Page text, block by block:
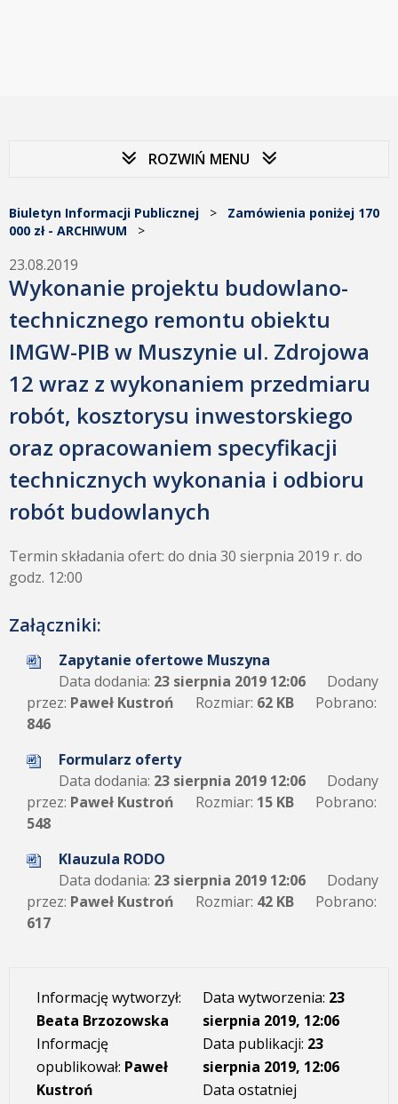
ROZWIŃ MENU
Biuletyn Informacji Publicznej > Zamówienia poniżej 170
000 zł - ARCHIWUM >
23.08.2019
Wykonanie projektu budowlano-
technicznego remontu obiektu
IMGW-PIB w Muszynie ul. Zdrojowa
12 wraz z wykonaniem przedmiaru
robót, kosztorysu inwestorskiego
oraz opracowaniem specyfikacji
technicznych wykonania i odbioru
robót budowlanych
Termin składania ofert: do dnia 30 sierpnia 2019 r. do
godz. 12:00
Załączniki:
Zapytanie ofertowe Muszyna
Data dodania: 23 sierpnia 2019 12:06
Dodany
przez: Paweł Kustroń Rozmiar: 62 KB
Pobrano:
846
Formularz oferty
Data dodania: 23 sierpnia 2019 12:06
Dodany
przez: Paweł Kustroń Rozmiar: 15 KB
Pobrano:
548
Klauzula RODO
Data dodania: 23 sierpnia 2019 12:06
Dodany
przez: Paweł Kustroń Rozmiar: 42 KB
Pobrano:
617
Informację wytworzył:
Beata Brzozowska
Informację
opublikował: Paweł
Kustroń
Data wytworzenia: 23
sierpnia 2019, 12:06
Data publikacji: 23
sierpnia 2019, 12:06
Data ostatniej